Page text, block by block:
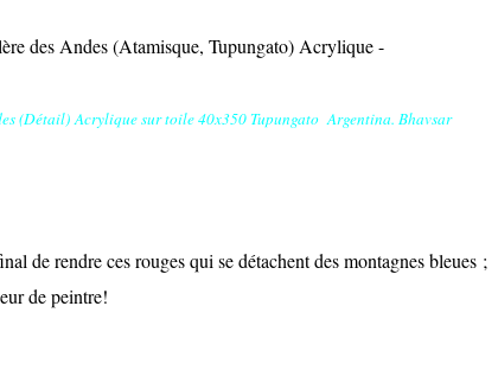
(Détail) Acrylique sur toile 40x350 Tupungato Argentina. Bhavsar
de rendre ces rouges qui se détachent des montagnes bleues ;
de peintre!